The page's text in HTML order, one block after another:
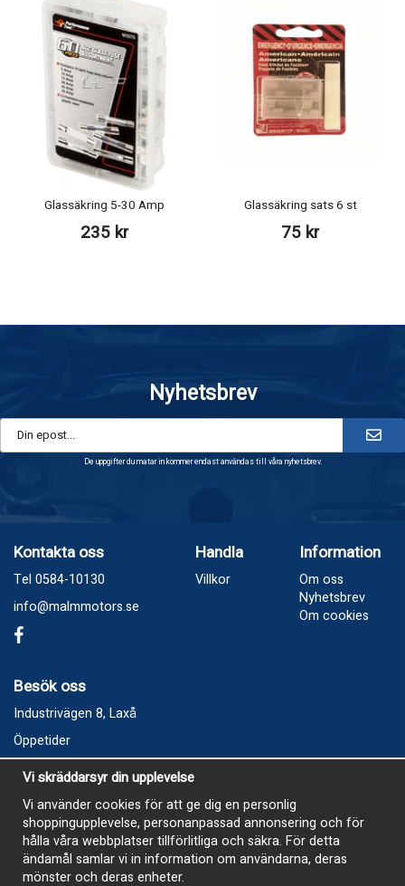
Glassäkring 5-30 Amp
235 kr
Glassäkring sats 6 st
75 kr
Nyhetsbrev
De uppgifter du matar in kommer endast användas till våra nyhetsbrev.
Kontakta oss
Tel 0584-10130
info@malmmotors.se
Handla
Villkor
Information
Om oss
Nyhetsbrev
Om cookies
Besök oss
Industrivägen 8, Laxå
Öppetider
Vecka 32
Måndag kl 9-12, kl 13 - 15
Onsdag kl 9-12, kl 13 - 15
Tisdag, Tordag och Fredag stängt
E-Handelsbutiken är öppen och paket skickas hela
Vi skräddarsyr din upplevelse
Vi använder cookies för att ge dig en personlig
shoppingupplevelse, personanpassad annonsering och för
hålla våra webbplatser tillförlitliga och säkra. För detta
ändamål samlar vi in information om användarna, deras
mönster och deras enheter.